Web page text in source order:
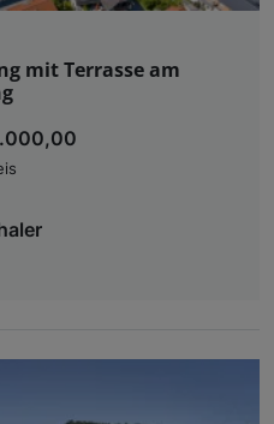
mit Terrasse am